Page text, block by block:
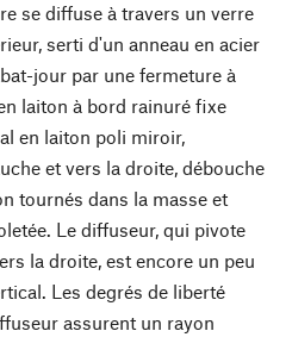
se diffuse à travers un verre
serti d'un anneau en acier
jour par une fermeture à
laiton à bord rainuré fixe
en laiton poli miroir,
et vers la droite, débouche
tournés dans la masse et
Le diffuseur, qui pivote
la droite, est encore un peu
Les degrés de liberté
assurent un rayon